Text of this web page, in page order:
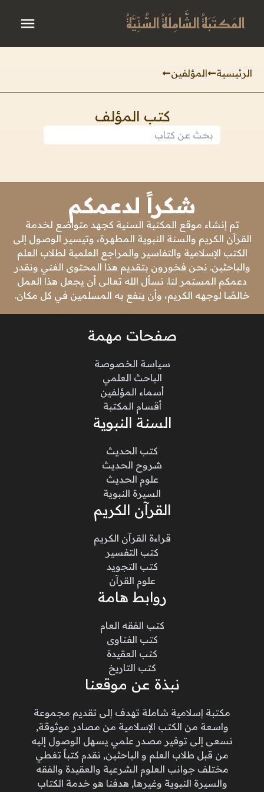
المَكتَبَةُ الشَّامِلَةُ السُّنِّيَّةُ
الرئيسية المؤلفين
كتب المؤلف
شكراً لدعمكم
تم إنشاء موقع المكتبة السنية كجهد متواضع لخدمة
القرآن الكريم والسنة النبوية المطهرة، وتيسير الوصول إلى
الكتب الإسلامية والتفاسير والمراجع العلمية لطلاب العلم
والباحثين. نحن فخورون بتقديم هذا المحتوى الغني ونقدر
دعمكم المستمر لنا. نسأل الله تعالى أن يجعل هذا العمل
خالصًا لوجهه الكريم، وأن ينفع به المسلمين في كل مكان.
صفحات مهمة
سياسة الخصوصة
الباحث العلمي
أسماء المؤلفين
أقسام المكتبة
السنة النبوية
كتب الحديث
شروح الحديث
علوم الحديث
السيرة النبوية
القرآن الكريم
قراءة القرآن الكريم
كتب التفسير
كتب التجويد
علوم القرآن
روابط هامة
كتب الفقه العام
كتب الفتاوى
كتب العقيدة
كتب التاريخ
نبذة عن موقعنا
مكتبة إسلامية شاملة تهدف إلى تقديم مجموعة
واسعة من الكتب الإسلامية من مصادر موثوقة,
نسعى إلى توفير مصدر علمي يسهل الوصول إليه
من قبل طلاب العلم و الباحثين, نقدم كتباً تغطي
مختلف جوانب العلوم الشرعية والعقيدة والفقه
والسيرة النبوية وغيرها, هدفنا هو خدمة الكتاب